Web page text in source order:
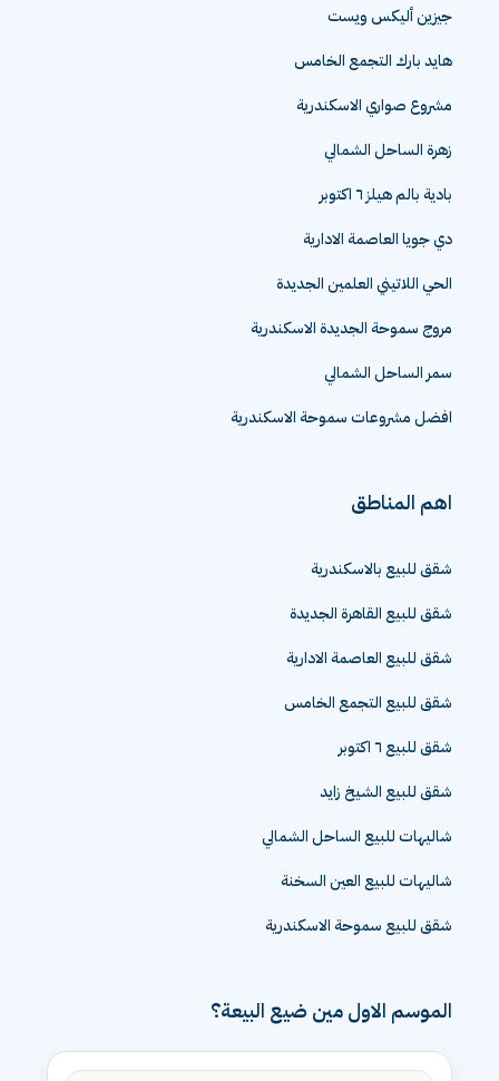
جيزين أليكس ويست
هايد بارك التجمع الخامس
مشروع صواري الاسكندرية
زهرة الساحل الشمالي
بادية بالم هيلز ٦ اكتوبر
دي جويا العاصمة الادارية
الحي اللاتيني العلمين الجديدة
مروج سموحة الجديدة الاسكندرية
سمر الساحل الشمالي
افضل مشروعات سموحة الاسكندرية
اهم المناطق
شقق للبيع بالاسكندرية
شقق للبيع القاهرة الجديدة
شقق للبيع العاصمة الادارية
شقق للبيع التجمع الخامس
شقق للبيع ٦ اكتوبر
شقق للبيع الشيخ زايد
شاليهات للبيع الساحل الشمالي
شاليهات للبيع العين السخنة
شقق للبيع سموحة الاسكندرية
الموسم الاول مين ضيع البيعة؟